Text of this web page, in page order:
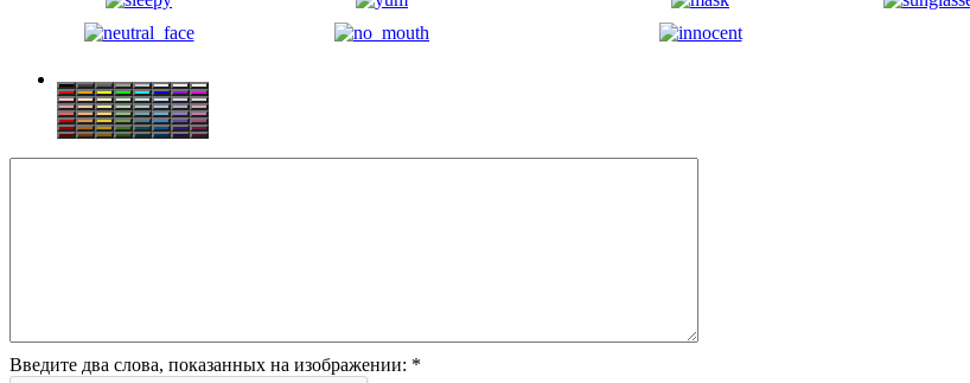
Введите два слова, показанных на изображении: *